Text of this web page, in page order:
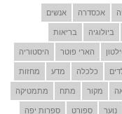
אכסדרה אנשים
ביולוגיה בריאות
הארי פוטר היסטוריה
כלכלה מדע מחזות
מקור מתח מתמטיקה
נוער ספורט ספרות יפה